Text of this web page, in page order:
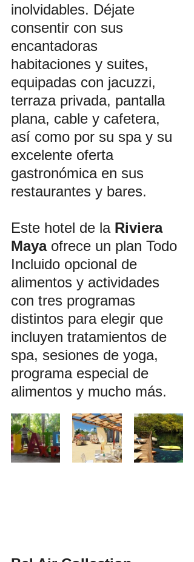
inolvidables. Déjate
consentir con sus
encantadoras
habitaciones y suites,
equipadas con jacuzzi,
terraza privada, pantalla
plana, cable y cafetera,
así como por su spa y su
excelente oferta
gastronómica en sus
restaurantes y bares.
Este hotel de la Riviera
Maya ofrece un plan Todo
Incluido opcional de
alimentos y actividades
con tres programas
distintos para elegir que
incluyen tratamientos de
spa, sesiones de yoga,
programa especial de
alimentos y mucho más.